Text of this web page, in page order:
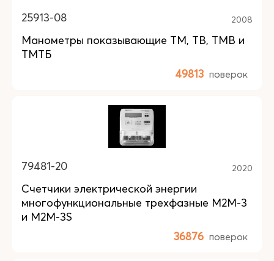
25913-08 2008
Манометры показывающие ТМ, ТВ, ТМВ и
ТМТБ
49813 поверок
79481-20 2020
Счетчики электрической энергии
многофункциональные трехфазные М2М-3
и М2М-3S
36876 поверок